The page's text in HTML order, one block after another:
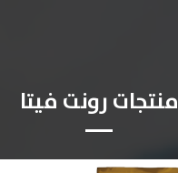
منتجات رونت فيتا